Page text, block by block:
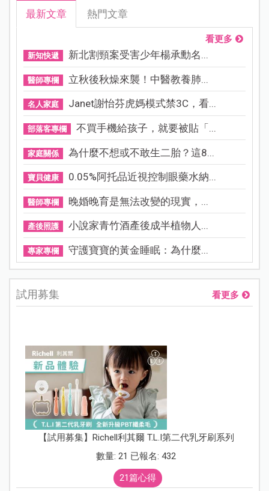
最新文章 熱門文章
看更多
新知快遞 新北割頸案受害少年楊承勳名...
醫師專欄 立秋後秋燥來襲！中醫教養肺...
名人家庭 Janet謝怡芬虎媽模式禁3C，看...
部落客專欄 不買手機給孩子，就要被貼「...
家庭關係 為什麼不想或不敢生二胎？這8...
寶貝健康 0.05%阿托品近視控制眼藥水納...
醫師專欄 晚婚晚育是無法改變的現實，...
產後照護 小說家青竹酒產後成半植物人...
專家專欄 守護寶寶的黃金睡眠：為什麼...
試用募集 看更多
【試用募集】Richell利其爾 T.L.I第二代乳牙刷系列
數量: 21 已報名: 432
21篇心得